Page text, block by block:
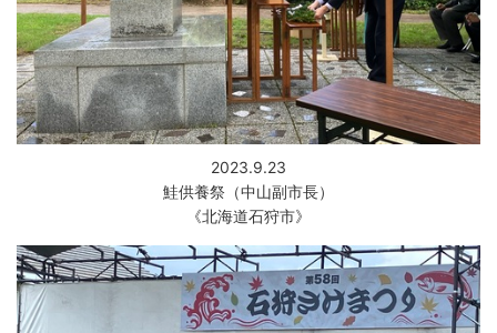
2023.9.23
鮭供養祭（中山副市長）
《北海道石狩市》